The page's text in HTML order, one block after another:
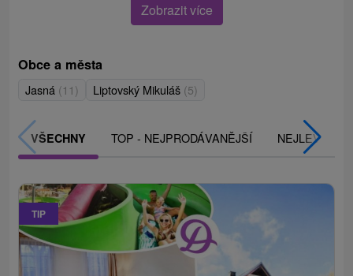
Zobrazit více
Obce a města
Jasná (11) Liptovský Mikuláš (5)
VŠECHNY TOP - NEJPRODÁVANĚJŠÍ NEJLEVNĚJŠÍ
TIP